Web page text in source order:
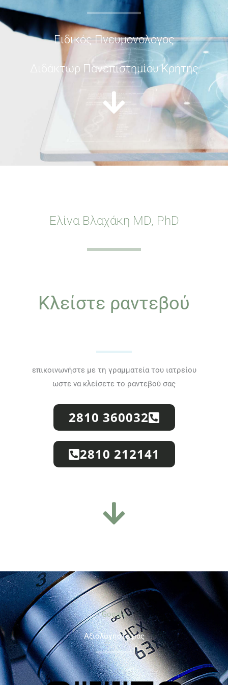
Ειδικός Πνευμονολόγος
Διδάκτωρ Πανεπιστημίου Κρήτης
Ελίνα Βλαχάκη MD, PhD
Κλείστε ραντεβού
επικοινωνήστε με τη γραμματεία του ιατρείου
ωστε να κλείσετε το ραντεβού σας
2810 360032
2810 212141
Google
Aξιολογήστε μας